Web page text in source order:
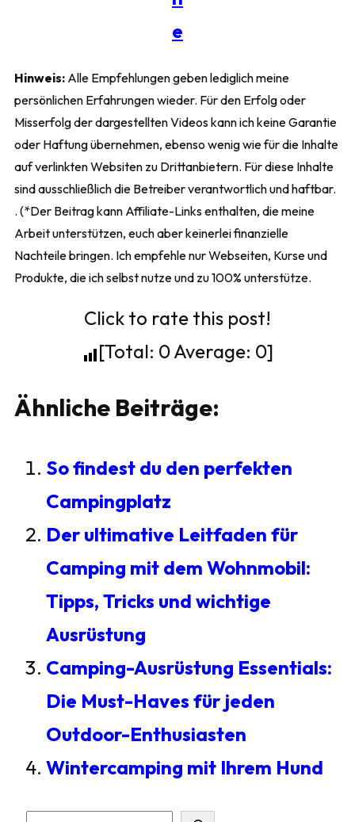
e
Hinweis: Alle Empfehlungen geben lediglich meine
persönlichen Erfahrungen wieder. Für den Erfolg oder
Misserfolg der dargestellten Videos kann ich keine Garantie
oder Haftung übernehmen, ebenso wenig wie für die Inhalte
auf verlinkten Websiten zu Drittanbietern. Für diese Inhalte
sind ausschließlich die Betreiber verantwortlich und haftbar.
. (*Der Beitrag kann Affiliate-Links enthalten, die meine
Arbeit unterstützen, euch aber keinerlei finanzielle
Nachteile bringen. Ich empfehle nur Webseiten, Kurse und
Produkte, die ich selbst nutze und zu 100% unterstütze.
Click to rate this post!
[Total: 0Average: 0]
Ähnliche Beiträge:
So findest du den perfekten
Campingplatz
Der ultimative Leitfaden für
Camping mit dem Wohnmobil:
Tipps, Tricks und wichtige
Ausrüstung
Camping-Ausrüstung Essentials:
Die Must-Haves für jeden
Outdoor-Enthusiasten
Wintercamping mit Ihrem Hund